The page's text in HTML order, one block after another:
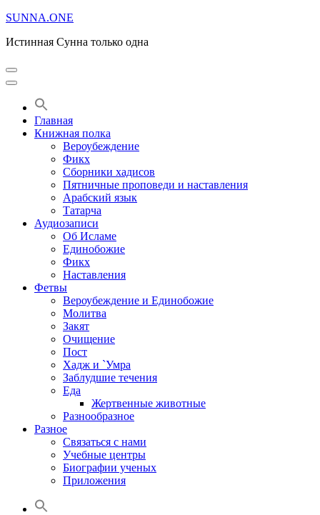
Перейти
содержимому
Enter)
SUNNA.ONE
Истинная Сунна только одна
Главная
Книжная полка
Вероубеждение
Фикх
Сборники хадисов
Пятничные проповеди и наставления
Арабский язык
Татарча
Аудиозаписи
Об Исламе
Единобожие
Фикх
Наставления
Фетвы
Вероубеждение и Единобожие
Молитва
Закят
Очищение
Пост
Хадж и `Умра
Заблудшие течения
Еда
Жертвенные животные
Разнообразное
Разное
Связаться с нами
Учебные центры
Биографии ученых
Приложения